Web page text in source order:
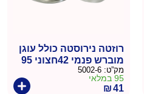
רוזטה נירוסטה כולל עוגן
מוברש פנמי 42חצוני 95
מק”ט: 5002-6
95 במלאי
₪41